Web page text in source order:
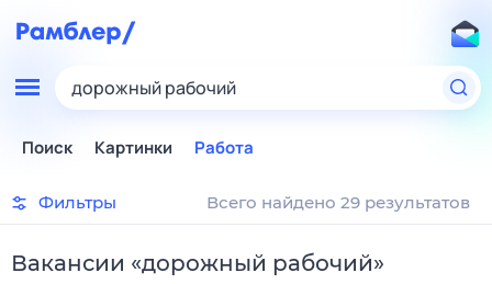
дорожный рабочий
Поиск Картинки Работа
Фильтры Всего найдено 29 результатов
Вакансии «дорожный рабочий»